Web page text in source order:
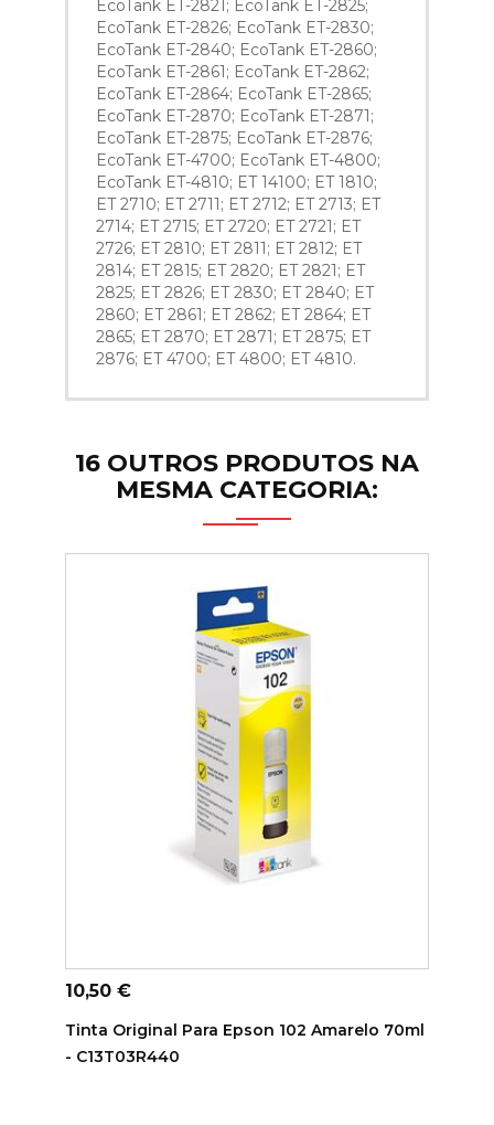
EcoTank ET-2821; EcoTank ET-2825;
EcoTank ET-2826; EcoTank ET-2830;
EcoTank ET-2840; EcoTank ET-2860;
EcoTank ET-2861; EcoTank ET-2862;
EcoTank ET-2864; EcoTank ET-2865;
EcoTank ET-2870; EcoTank ET-2871;
EcoTank ET-2875; EcoTank ET-2876;
EcoTank ET-4700; EcoTank ET-4800;
EcoTank ET-4810; ET 14100; ET 1810;
ET 2710; ET 2711; ET 2712; ET 2713; ET
2714; ET 2715; ET 2720; ET 2721; ET
2726; ET 2810; ET 2811; ET 2812; ET
2814; ET 2815; ET 2820; ET 2821; ET
2825; ET 2826; ET 2830; ET 2840; ET
2860; ET 2861; ET 2862; ET 2864; ET
2865; ET 2870; ET 2871; ET 2875; ET
2876; ET 4700; ET 4800; ET 4810.
16 OUTROS PRODUTOS NA
MESMA CATEGORIA:
ADICIONAR AO CARRINHO
Preço
10,50 €
Tinta Original Para Epson 102 Amarelo 70ml
- C13T03R440